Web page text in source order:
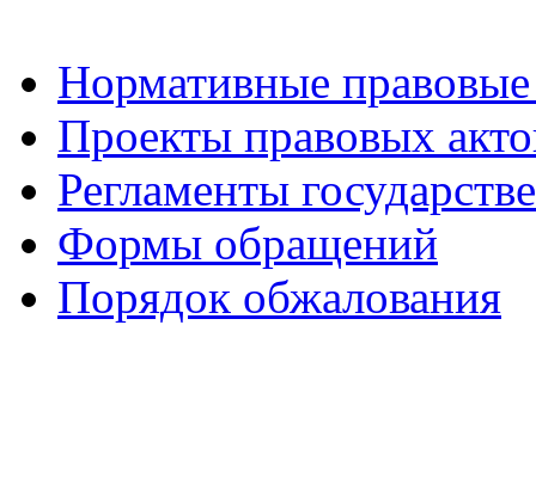
Нормативные
Проекты правовых
Регламенты
Формы обращений
Порядок обжалования